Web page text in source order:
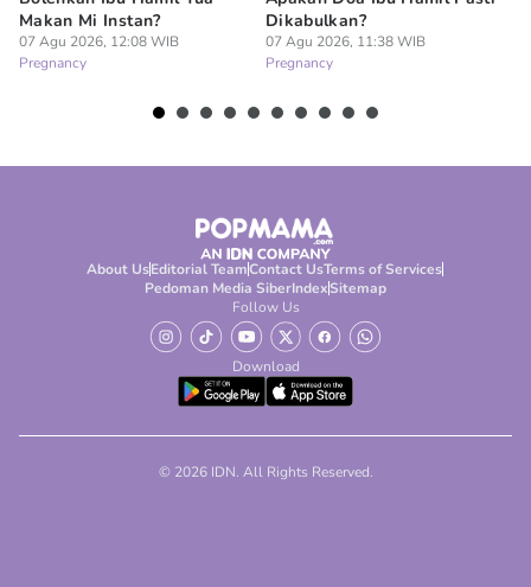
Makan Mi Instan?
07 Agu 2026, 12:08 WIB
Pregnancy
Dikabulkan?
07 Agu 2026, 11:38 WIB
Pregnancy
About UsEditorial TeamContact UsTerms of Services
Pedoman Media SiberIndexSitemap
Follow Us
Download
© 2026 IDN. All Rights Reserved.